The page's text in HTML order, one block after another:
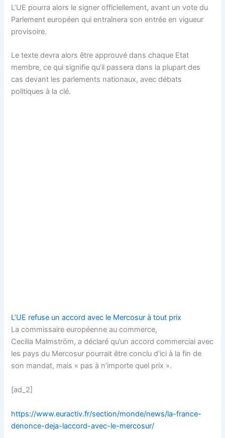
L’UE pourra alors le signer officiellement, avant un vote du
Parlement européen qui entraînera son entrée en vigueur
provisoire.
Le texte devra alors être approuvé dans chaque Etat
membre, ce qui signifie qu’il passera dans la plupart des
cas devant les parlements nationaux, avec débats
politiques à la clé.
L’UE refuse un accord avec le Mercosur à tout prix
La commissaire européenne au commerce,
Cecilia Malmström, a déclaré qu’un accord commercial avec
les pays du Mercosur pourrait être conclu d’ici à la fin de
son mandat, mais « pas à n’importe quel prix ».
[ad_2]
https://www.euractiv.fr/section/monde/news/la-france-
denonce-deja-laccord-avec-le-mercosur/